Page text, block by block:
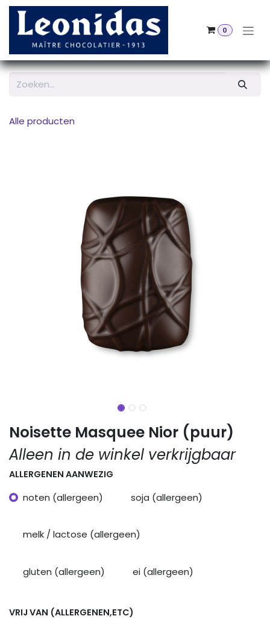
Overslaan naar inhoud
0
Alle producten
Noisette Masquee Nior (puur)
Alleen in de winkel verkrijgbaar
ALLERGENEN AANWEZIG
noten (allergeen) soja (allergeen)
melk / lactose (allergeen)
gluten (allergeen) ei (allergeen)
VRIJ VAN (ALLERGENEN,ETC)